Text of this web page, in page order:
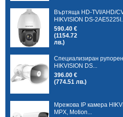
Въртяща HD-TVI/AHD/
HIKVISION DS-2AE5225I...
590.40 €
(1154.72
лв.)
Специализиран
HIKVISION DS...
396.00 €
(774.51 лв.)
Мрежова IP камера
MPX, Motion...